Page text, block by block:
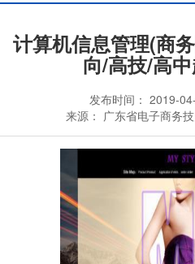
计算机信息管理(商
向/高技/高
发布时间： 2019-
来源： 广东省电子商务